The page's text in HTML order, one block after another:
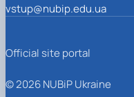
vstup@nubip.edu.ua
Official site portal
© 2026 NUBiP Ukraine